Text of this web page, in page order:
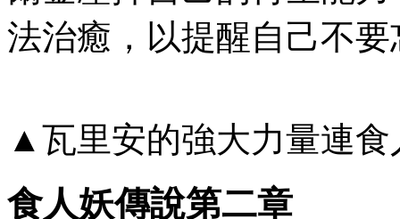
法治癒，以提醒自己不
▲瓦里安的強大力量連
食人妖傳說第二章